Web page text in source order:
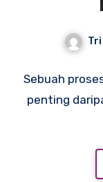
Tri
Sebuah
penting